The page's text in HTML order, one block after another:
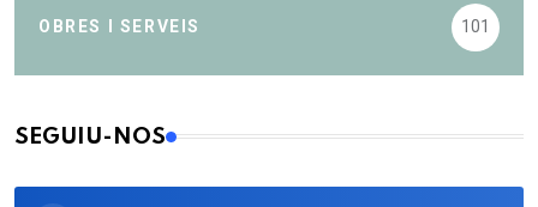
OBRES I SERVEIS 101
SEGUIU-NOS